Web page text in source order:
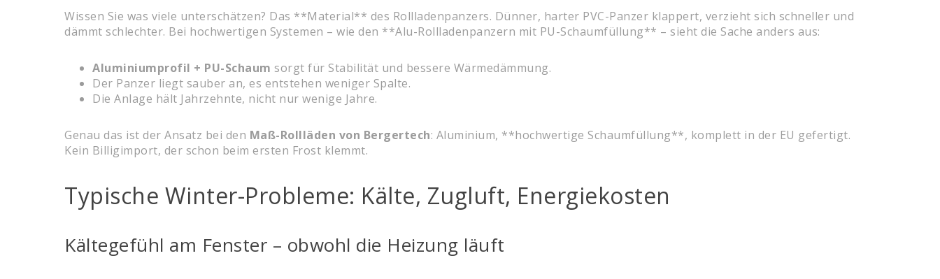
Wissen Sie was viele unterschätzen? Das **Material** des Rollladenpanzers. Dünner, harter PVC-Panzer klappert, verzieht sich schneller und
dämmt schlechter. Bei hochwertigen Systemen – wie den **Alu-Rollladenpanzern mit PU-Schaumfüllung** – sieht die Sache anders aus:
Aluminiumprofil + PU-Schaum sorgt für Stabilität und bessere Wärmedämmung.
Der Panzer liegt sauber an, es entstehen weniger Spalte.
Die Anlage hält Jahrzehnte, nicht nur wenige Jahre.
Genau das ist der Ansatz bei den Maß-Rollläden von Bergertech: Aluminium, **hochwertige Schaumfüllung**, komplett in der EU gefertigt.
Kein Billigimport, der schon beim ersten Frost klemmt.
Typische Winter-Probleme: Kälte, Zugluft, Energiekosten
Kältegefühl am Fenster – obwohl die Heizung läuft